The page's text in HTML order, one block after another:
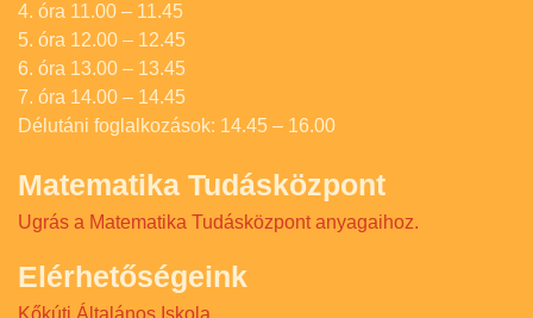
4. óra 11.00 – 11.45
5. óra 12.00 – 12.45
6. óra 13.00 – 13.45
7. óra 14.00 – 14.45
Délutáni foglalkozások: 14.45 – 16.00
Matematika Tudásközpont
Ugrás a Matematika Tudásközpont anyagaihoz.
Elérhetőségeink